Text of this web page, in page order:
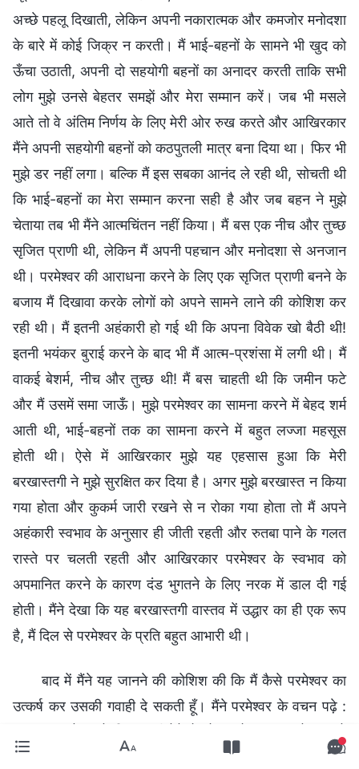
अच्छे पहलू दिखाती, लेकिन अपनी नकारात्मक और कमजोर मनोदशा
के बारे में कोई जिक्र न करती। मैं भाई-बहनों के सामने भी खुद को
ऊँचा उठाती, अपनी दो सहयोगी बहनों का अनादर करती ताकि सभी
लोग मुझे उनसे बेहतर समझें और मेरा सम्मान करें। जब भी मसले
आते तो वे अंतिम निर्णय के लिए मेरी ओर रुख करते और आखिरकार
मैंने अपनी सहयोगी बहनों को कठपुतली मात्र बना दिया था। फिर भी
मुझे डर नहीं लगा। बल्कि मैं इस सबका आनंद ले रही थी, सोचती थी
कि भाई-बहनों का मेरा सम्मान करना सही है और जब बहन ने मुझे
चेताया तब भी मैंने आत्मचिंतन नहीं किया। मैं बस एक नीच और तुच्छ
सृजित प्राणी थी, लेकिन मैं अपनी पहचान और मनोदशा से अनजान
थी। परमेश्वर की आराधना करने के लिए एक सृजित प्राणी बनने के
बजाय मैं दिखावा करके लोगों को अपने सामने लाने की कोशिश कर
रही थी। मैं इतनी अहंकारी हो गई थी कि अपना विवेक खो बैठी थी!
इतनी भयंकर बुराई करने के बाद भी मैं आत्म-प्रशंसा में लगी थी। मैं
वाकई बेशर्म, नीच और तुच्छ थी! मैं बस चाहती थी कि जमीन फटे
और मैं उसमें समा जाऊँ। मुझे परमेश्वर का सामना करने में बेहद शर्म
आती थी, भाई-बहनों तक का सामना करने में बहुत लज्जा महसूस
होती थी। ऐसे में आखिरकार मुझे यह एहसास हुआ कि मेरी
बरखास्तगी ने मुझे सुरक्षित कर दिया है। अगर मुझे बरखास्त न किया
गया होता और कुकर्म जारी रखने से न रोका गया होता तो मैं अपने
अहंकारी स्वभाव के अनुसार ही जीती रहती और रुतबा पाने के गलत
रास्ते पर चलती रहती और आखिरकार परमेश्वर के स्वभाव को
अपमानित करने के कारण दंड भुगतने के लिए नरक में डाल दी गई
होती। मैंने देखा कि यह बरखास्तगी वास्तव में उद्धार का ही एक रूप
है, मैं दिल से परमेश्वर के प्रति बहुत आभारी थी।
बाद में मैंने यह जानने की कोशिश की कि मैं कैसे परमेश्वर का
उत्कर्ष कर उसकी गवाही दे सकती हूँ। मैंने परमेश्वर के वचन पढ़े :
में बात करनी चाहिए कि परमेश्वर कैसे न्याय करता है और कैसे लोगों को